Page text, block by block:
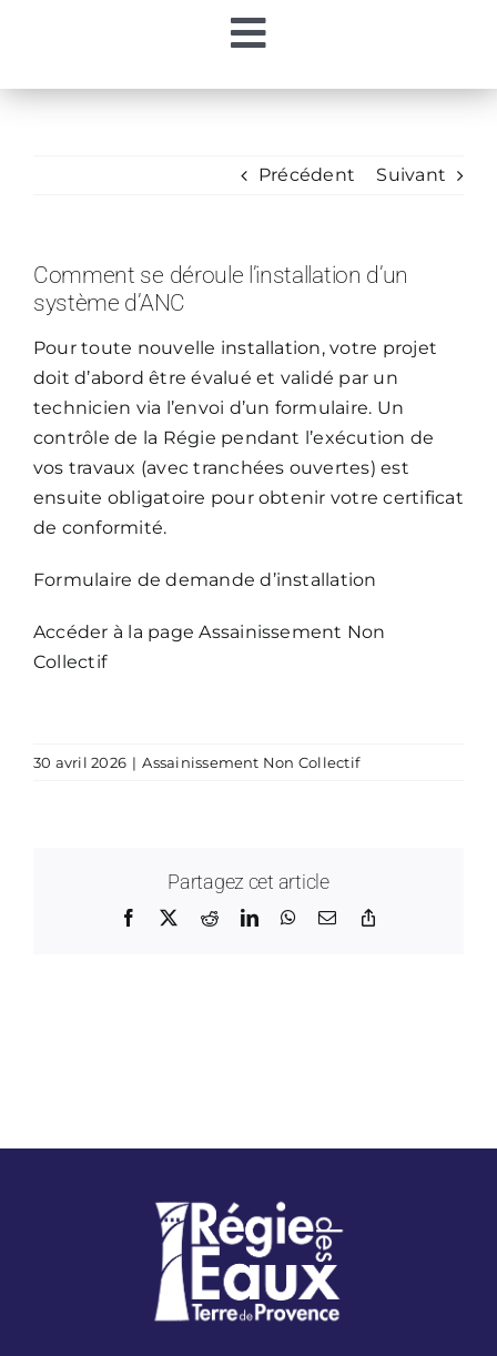
Toggle
Navigation
Mes Démarches
Contacts
Précédent Suivant
Comment se déroule l’installation d’un
système d’ANC
Pour toute nouvelle installation, votre projet
doit d’abord être évalué et validé par un
technicien via l’envoi d’un formulaire. Un
contrôle de la Régie pendant l’exécution de
vos travaux (avec tranchées ouvertes) est
ensuite obligatoire pour obtenir votre certificat
de conformité.
Formulaire de demande d’installation
Accéder à la pageAssainissement Non
Collectif
30 avril 2026 | Assainissement Non Collectif
Partagez cet article
Facebook RedditLinkedInWhatsApp
Email